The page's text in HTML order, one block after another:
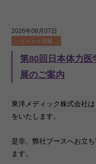
2026年08月07日
イベント情報
第80回日本体力医
展のご案内
東洋メディック株式会社
をいたします。
是非、弊社ブースへお立
ます。